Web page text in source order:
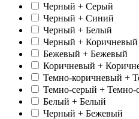
Черный + Серый
Черный + Синий
Черный + Белый
Черный + Коричневый
Бежевый + Бежевый
Коричневый +
Темно-коричневый +
Темно-серый + Темно-
Белый + Белый
Черный + Бежевый